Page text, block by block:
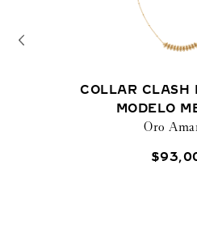
COLLAR CLASH
MODELO
Oro
$93,